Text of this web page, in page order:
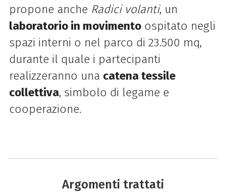
propone anche Radici volanti, un
laboratorio in movimentoospitato negli
spazi interni o nel parco di 23.500 mq,
durante il quale i partecipanti
realizzeranno una catena tessile
collettiva, simbolo di legame e
cooperazione.
Argomenti trattati